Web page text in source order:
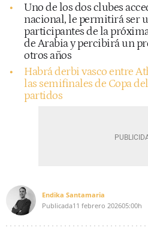
Uno de los dos clubes
nacional, le permitirá ser
participantes de la
de Arabia y percibirá un
otros años
Habrá derbi vasco entre
las semifinales de Copa
partidos
Endika Santamaria
Publicada11 febrero 202605:00h